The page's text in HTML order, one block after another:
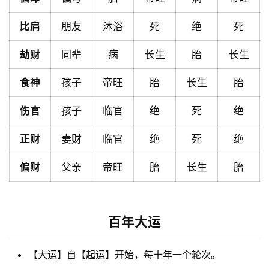
历
占
卜
命
理
登录 注册
比肩 朋友 沐浴 死 绝 死
劫财 同辈 病 长生 胎 长生
食神 孩子 帝旺 胎 长生 胎
伤官 孩子 临官 绝 死 绝
正财 妻财 临官 绝 死 绝
偏财 父亲 帝旺 胎 长生 胎
百年大运
【大运】自【起运】开始，每十年一个轮次。